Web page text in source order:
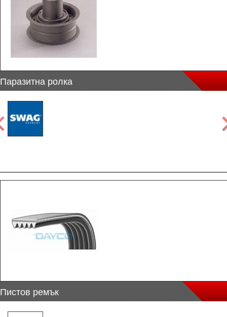
Паразитна ролка
Пистов ремък